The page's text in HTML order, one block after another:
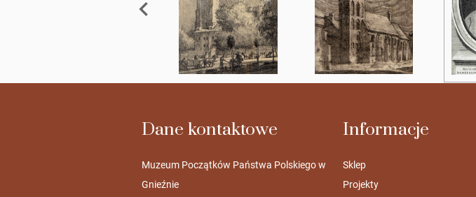
Dane kontaktowe
Muzeum Początków Państwa Polskiego w
Gnieźnie
Informacje
Sklep
Projekty